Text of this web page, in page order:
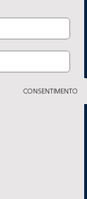
CONSENTIMENTO